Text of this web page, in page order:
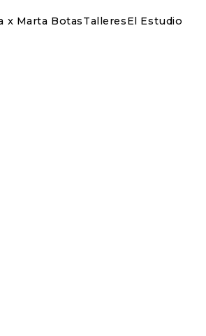
x Marta BotasTalleresEl Estudio